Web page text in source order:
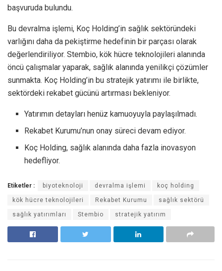
başvuruda bulundu.
Bu devralma işlemi, Koç Holding’in sağlık sektöründeki
varlığını daha da pekiştirme hedefinin bir parçası olarak
değerlendiriliyor. Stembio, kök hücre teknolojileri alanında
öncü çalışmalar yaparak, sağlık alanında yenilikçi çözümler
sunmakta. Koç Holding’in bu stratejik yatırımı ile birlikte,
sektördeki rekabet gücünü artırması bekleniyor.
Yatırımın detayları henüz kamuoyuyla paylaşılmadı.
Rekabet Kurumu’nun onay süreci devam ediyor.
Koç Holding, sağlık alanında daha fazla inovasyon
hedefliyor.
Etiketler : biyoteknoloji devralma işlemi koç holding
kök hücre teknolojileri Rekabet Kurumu sağlık sektörü
sağlık yatırımları Stembio stratejik yatırım